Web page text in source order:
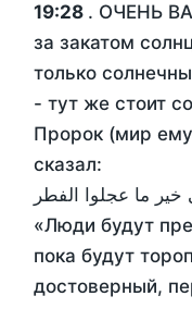
19:28 . ОЧЕНЬ
за закатом
только
- тут же стоит
Пророк (мир
сказал:
خير ما عجلوا الفطر
«Люди будут
пока будут
достоверный,